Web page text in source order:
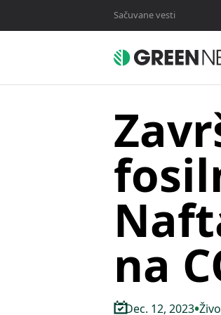
Sačuvane vesti
na
Dec. 12, 2023•